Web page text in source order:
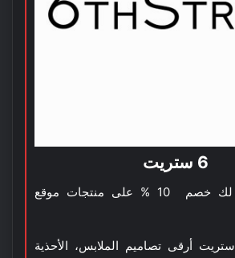
6 ستريت
عين دبي تقدم لك خصم 10 % على منتجات موقع
ويقدم موقع 6ᵗʰستريت أرقى تصاميم الملابس، الأحذية